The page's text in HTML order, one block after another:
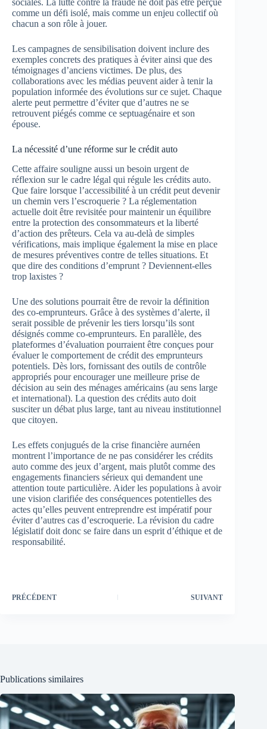
sociales. La lutte contre la fraude ne doit pas être perçue
comme un défi isolé, mais comme un enjeu collectif où
chacun a son rôle à jouer.
Les campagnes de sensibilisation doivent inclure des
exemples concrets des pratiques à éviter ainsi que des
témoignages d’anciens victimes. De plus, des
collaborations avec les médias peuvent aider à tenir la
population informée des évolutions sur ce sujet. Chaque
alerte peut permettre d’éviter que d’autres ne se
retrouvent piégés comme ce septuagénaire et son
épouse.
La nécessité d’une réforme sur le crédit auto
Cette affaire souligne aussi un besoin urgent de
réflexion sur le cadre légal qui régule les crédits auto.
Que faire lorsque l’accessibilité à un crédit peut devenir
un chemin vers l’escroquerie ? La réglementation
actuelle doit être revisitée pour maintenir un équilibre
entre la protection des consommateurs et la liberté
d’action des prêteurs. Cela va au-delà de simples
vérifications, mais implique également la mise en place
de mesures préventives contre de telles situations. Et
que dire des conditions d’emprunt ? Deviennent-elles
trop laxistes ?
Une des solutions pourrait être de revoir la définition
des co-emprunteurs. Grâce à des systèmes d’alerte, il
serait possible de prévenir les tiers lorsqu’ils sont
désignés comme co-emprunteurs. En parallèle, des
plateformes d’évaluation pourraient être conçues pour
évaluer le comportement de crédit des emprunteurs
potentiels. Dès lors, fornissant des outils de contrôle
appropriés pour encourager une meilleure prise de
décision au sein des ménages américains (au sens large
et international). La question des crédits auto doit
susciter un débat plus large, tant au niveau institutionnel
que citoyen.
Les effets conjugués de la crise financière aurnéen
montrent l’importance de ne pas considérer les crédits
auto comme des jeux d’argent, mais plutôt comme des
engagements financiers sérieux qui demandent une
attention toute particulière. Aider les populations à avoir
une vision clarifiée des conséquences potentielles des
actes qu’elles peuvent entreprendre est impératif pour
éviter d’autres cas d’escroquerie. La révision du cadre
législatif doit donc se faire dans un esprit d’éthique et de
responsabilité.
PRÉCÉDENT SUIVANT
Publications similaires